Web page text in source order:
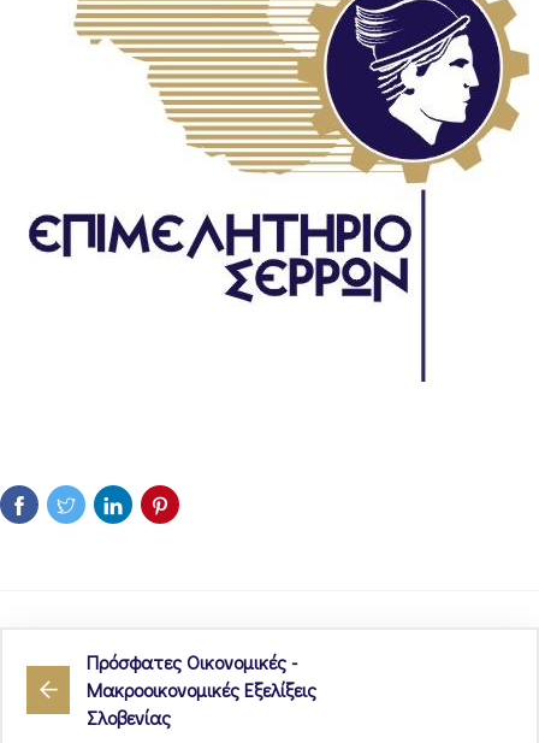
Πρόσφατες Οικονομικές -
Μακροοικονομικές Εξελίξεις
Σλοβενίας